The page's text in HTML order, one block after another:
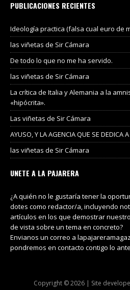
PUBLICACIONES RECIENTES
Ideología practica (falsa cual euro de
las viñetas de Sir Cámara
De todo lo que no me ha servido.
las viñetas de Sir Cámara
La crítica de Italia y Alemania a la
«hipócrita».
Las viñetas de Sir Cámara
AYUSO, Y LA AGENCIA QUE SE DEDICA
las viñetas de Sir Cámara
UNETE A LA PAJARERA
¿A quién no le gustaría tener la
dotes como redactor/a, incluyendo
artículos en los que demostrar
de vista sobre un tema en concreto?
Envianos un correo a
pondremos en contacto contigo lo
Copyright © 2026 | Site